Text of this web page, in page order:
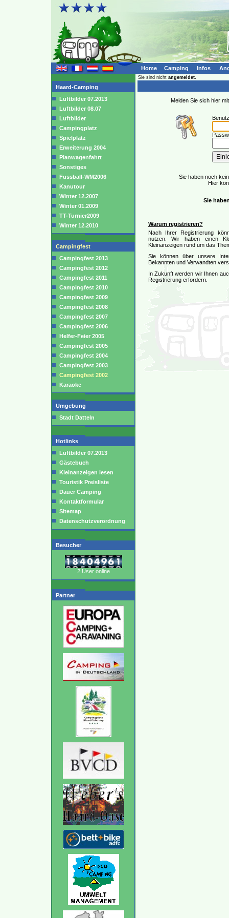
Home Camping Infos
Haard-Camping
Luftbilder 07.2013
Luftbilder 08.07
Luftbilder
Campingplatz
Spielplatz
Erweiterung 2004
Planwagenfahrt
Sonstiges
Fussball-WM2006
Kanutour
Winter 12.2007
Winter 01.2009
TT-Turnier2009
Winter 12.2010
Campingfest
Campingfest 2013
Campingfest 2012
Campingfest 2011
Campingfest 2010
Campingfest 2009
Campingfest 2008
Campingfest 2007
Campingfest 2006
Helfer-Feier 2005
Campingfest 2005
Campingfest 2004
Campingfest 2003
Campingfest 2002
Karaoke
Umgebung
Stadt Datteln
Hotlinks
Luftbilder 07.2013
Gästebuch
Kleinanzeigen lesen
Touristik Preisliste
Dauer Camping
Kontaktformular
Sitemap
Datenschutzverordnung
Besucher
2 User online
Partner
Sie sind nicht angemeldet.
Melden Sie sich hier
Sie haben noch
Hier
Sie
Warum registrieren?
Nach Ihrer Registrierung
nutzen. Wir haben einen
Kleinanzeigen rund um das
Sie können über unsere
Bekannten und Verwandten
In Zukunft werden wir Ihnen
Registrierung erfordern.